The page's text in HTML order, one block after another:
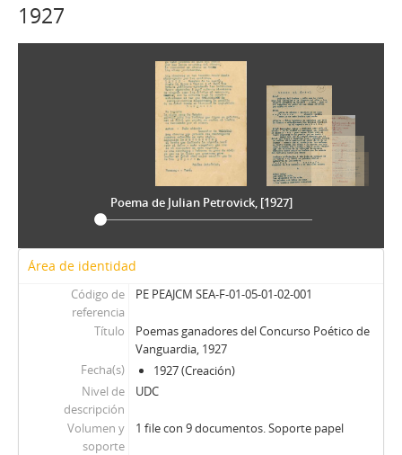
1927
Poema de Julian Petrovick, [1927]
Área de identidad
Código de
referencia
PE PEAJCM SEA-F-01-05-01-02-001
Título
Poemas ganadores del Concurso Poético de
Vanguardia, 1927
Fecha(s)
1927 (Creación)
Nivel de
descripción
UDC
Volumen y
soporte
1 file con 9 documentos. Soporte papel